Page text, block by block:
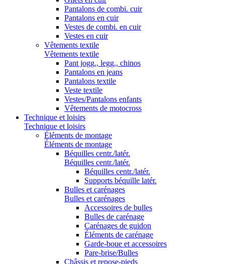
Pantalons de combi. cuir
Pantalons en cuir
Vestes de combi. en cuir
Vestes en cuir
Vêtements textile
Vêtements textile
Pant jogg., legg., chinos
Pantalons en jeans
Pantalons textile
Veste textile
Vestes/Pantalons enfants
Vêtements de motocross
Technique et loisirs
Technique et loisirs
Éléments de montage
Éléments de montage
Béquilles centr./latér.
Béquilles centr./latér.
Béquilles centr./latér.
Supports béquille latér.
Bulles et carénages
Bulles et carénages
Accessoires de bulles
Bulles de carénage
Carénages de guidon
Éléments de carénage
Garde-boue et accessoires
Pare-brise/Bulles
Châssis et repose-pieds